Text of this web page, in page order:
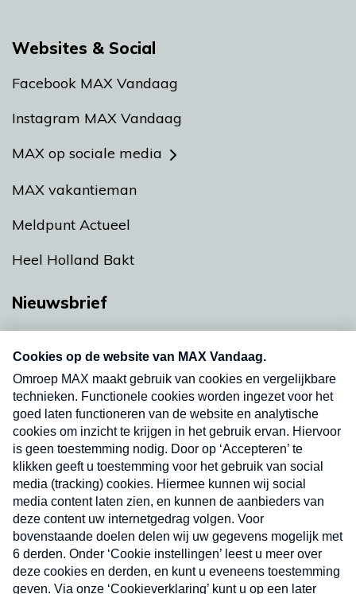
Websites & Social
Facebook MAX Vandaag
Instagram MAX Vandaag
MAX op sociale media
MAX vakantieman
Meldpunt Actueel
Heel Holland Bakt
Nieuwsbrief
nieuwsbrief. Elke vrijdag- en dinsdagochtend in
uw mailbox.
Verzend
Nieuwsbrief